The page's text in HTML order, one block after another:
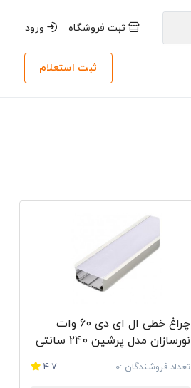
ثبت فروشگاه ورود
ثبت استعلام
چراغ خطی ال ای دی 60 وات
نورسازان مدل پرشین 240 سانتی
تعداد فروشندگان :0 4.7